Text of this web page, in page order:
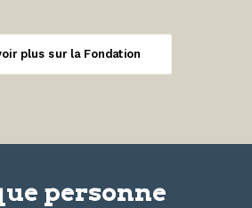
plus sur la Fondation
personne